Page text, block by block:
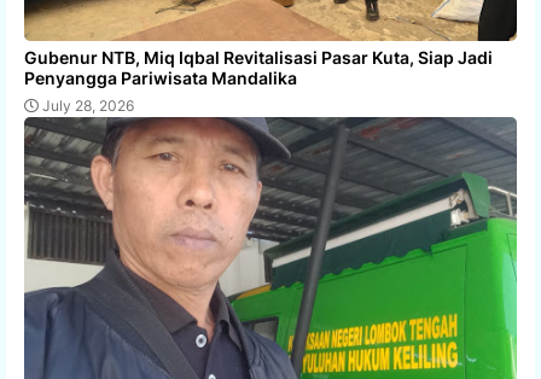
Gubenur NTB, Miq Iqbal Revitalisasi Pasar Kuta, Siap Jadi
Penyangga Pariwisata Mandalika
July 28, 2026